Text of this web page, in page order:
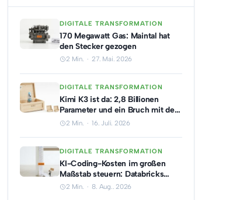
DIGITALE TRANSFORMATION
170 Megawatt Gas: Maintal hat
den Stecker gezogen
2 Min. · 27. Mai. 2026
DIGITALE TRANSFORMATION
Kimi K3 ist da: 2,8 Billionen
Parameter und ein Bruch mit dem
Billig-Image
2 Min. · 16. Juli. 2026
DIGITALE TRANSFORMATION
KI-Coding-Kosten im großen
Maßstab steuern: Databricks
nennt vier Hebel
2 Min. · 8. Aug.. 2026